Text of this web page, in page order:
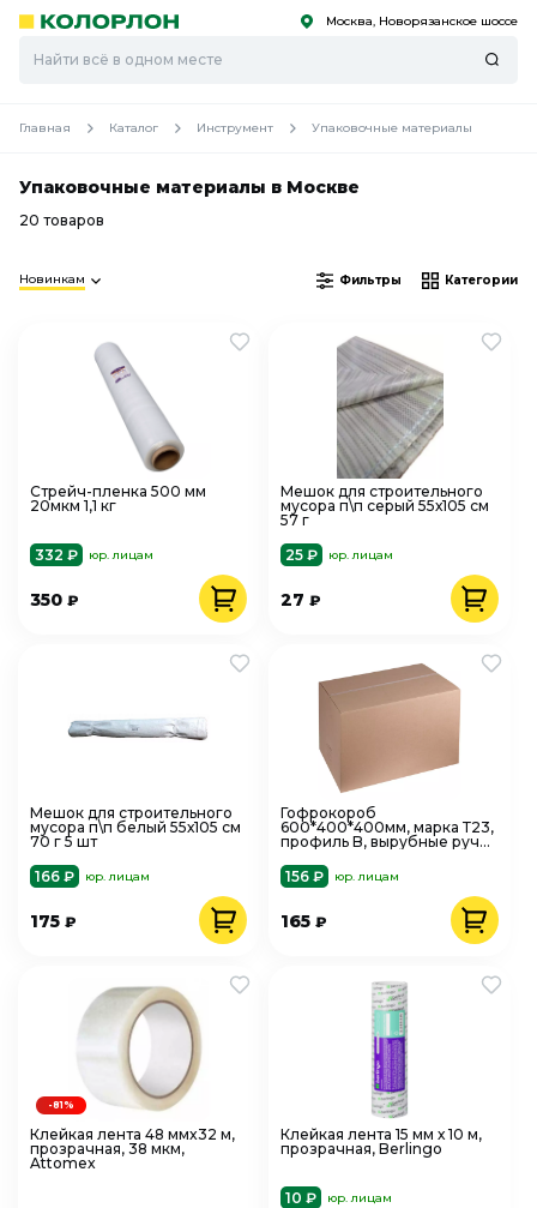
Скоро
Скоро Москва, Новорязанское шоссе
Главная Каталог Инструмент Упаковочные материалы
Упаковочные материалы в Москве
20 товаров
Новинкам Фильтры Категории
Стрейч-пленка 500 мм
20мкм 1,1 кг
332 ₽ юр. лицам
350 ₽
Мешок для строительного
мусора п\п серый 55х105 см
57 г
25 ₽
юр. лицам
27₽
Мешок для строительного
мусора п\п белый 55х105 см
70 г 5 шт
166 ₽
юр. лицам
175 ₽
Гофрокороб
600*400*400мм, марка Т23,
профиль B, вырубные ручки
156 ₽
юр. лицам
165₽
Клейкая лента 48 ммx32 м,
прозрачная, 38 мкм,
Attomex
-81%
Клейкая лента 15 мм х 10 м,
прозрачная, Berlingo
10 ₽ юр. лицам